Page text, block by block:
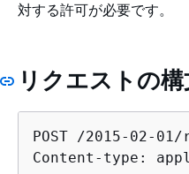
対する許可が必要です。
リクエストの構
POST /2015-02-
Content-type: